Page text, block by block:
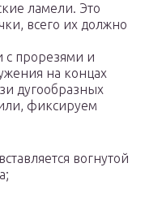
ламели. Это
всего их должно
с прорезями и
на концах
дугообразных
фиксируем
вогнутой